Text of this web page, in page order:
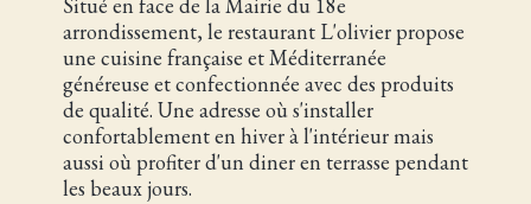
Situé en face de la Mairie du 18e
arrondissement, le restaurant L'olivier propose
une cuisine française et Méditerranée
généreuse et confectionnée avec des produits
de qualité. Une adresse où s'installer
confortablement en hiver à l'intérieur mais
aussi où profiter d'un diner en terrasse pendant
les beaux jours.